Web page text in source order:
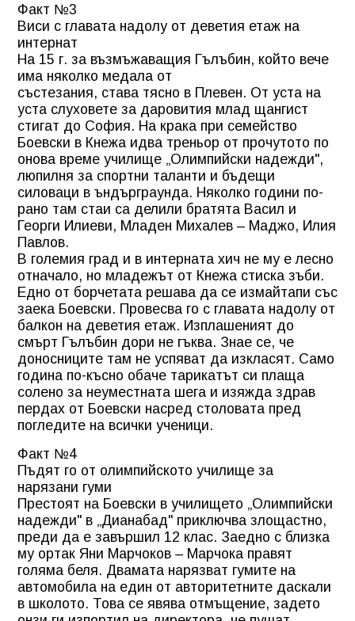
Факт №3
Виси с главата надолу от деветия етаж на
интернат
На 15 г. за възмъжаващия Гълъбин, който вече
има няколко медала от
състезания, става тясно в Плевен. От уста на
уста слуховете за даровития млад щангист
стигат до София. На крака при семейство
Боевски в Кнежа идва треньор от прочутото по
онова време училище „Олимпийски надежди",
люпилня за спортни таланти и бъдещи
силоваци в ъндърграунда. Няколко години по-
рано там стаи са делили братята Васил и
Георги Илиеви, Младен Михалев – Маджо, Илия
Павлов.
В големия град и в интерната хич не му е лесно
отначало, но младежът от Кнежа стиска зъби.
Едно от борчетата решава да се измайтапи със
заека Боевски. Провесва го с главата надолу от
балкон на деветия етаж. Изплашеният до
смърт Гълъбин дори не гъква. Знае се, че
доносниците там не успяват да изкласят. Само
година по-късно обаче тарикатът си плаща
солено за неуместната шега и изяжда здрав
пердах от Боевски насред столовата пред
погледите на всички ученици.
Факт №4
Пъдят го от олимпийското училище за
нарязани гуми
Престоят на Боевски в училището „Олимпийски
надежди" в „Дианабад" приключва злощастно,
преди да е завършил 12 клас. Заедно с близка
му ортак Яни Марчоков – Марчока правят
голяма беля. Двамата нарязват гумите на
автомобила на един от авторитетните даскали
в школото. Това се явява отмъщение, задето